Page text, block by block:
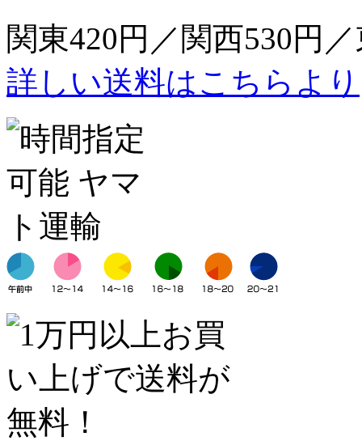
関東420円／関西530円
詳しい送料はこちらより